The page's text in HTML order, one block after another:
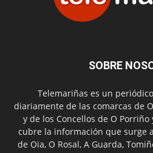
SOBRE
Telemariñas es un
diariamente de las comarcas de
y de los Concellos de O Porriño
cubre la información que surge
de Oia, O Rosal, A Guarda,